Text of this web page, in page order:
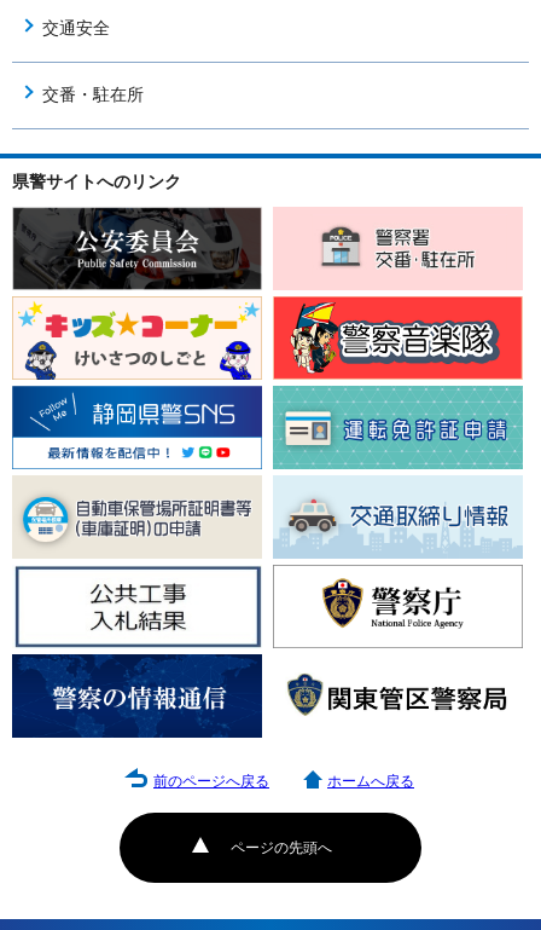
交通安全
交番・駐在所
県警サイトへのリンク
ページの先頭へ
前のページへ戻る ホームへ戻る